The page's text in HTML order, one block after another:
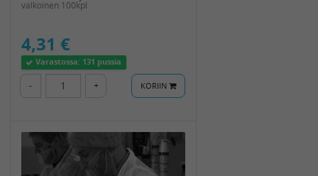
valkoinen 100kpl
4,31 €
Varastossa: 131 pussia
- + KORIIN